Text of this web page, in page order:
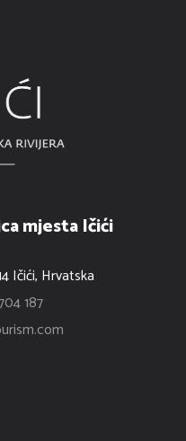
mjesta Ičići
Ičići, Hrvatska
187